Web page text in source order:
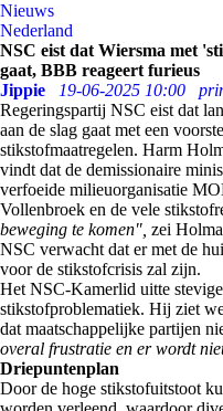
Nieuws
Nederland
NSC eist dat Wiersma met
gaat, BBB reageert furieus
Jippie
19-06-2025 10:00
Regeringspartij NSC eist dat
aan de slag gaat met een
stikstofmaatregelen. Harm
vindt dat de demissionaire
verfoeide milieuorganisatie
Vollenbroek en de vele
beweging te komen", zei
NSC verwacht dat er met de
voor de stikstofcrisis zal zijn.
Het NSC-Kamerlid uitte
stikstofproblematiek. Hij ziet
dat maatschappelijke partijen
overal frustratie en er wordt
Driepuntenplan
Door de hoge stikstofuitstoot